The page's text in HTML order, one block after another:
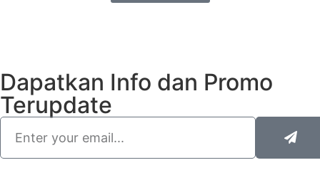
Dapatkan Info dan Promo
Terupdate